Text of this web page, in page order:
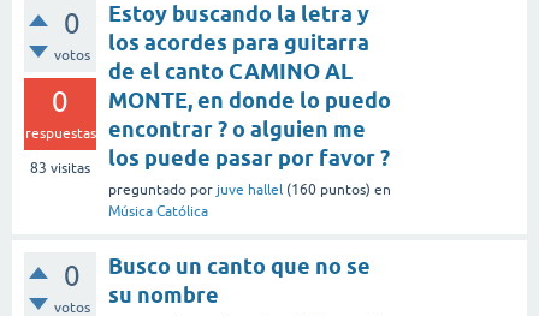
0
votos
0
respuestas
83 visitas
Estoy buscando la letra y
los acordes para guitarra
de el canto CAMINO AL
MONTE, en donde lo puedo
encontrar ? o alguien me
los puede pasar por favor ?
preguntado por juve hallel (160 puntos) en
Música Católica
0
votos
Busco un canto que no se
su nombre